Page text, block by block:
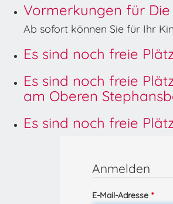
Vormerkungen für
Ab sofort können Sie für Ihr
Es sind noch freie
Es sind noch freie
am Oberen
Es sind noch freie
Anmelden
E-Mail-Adresse